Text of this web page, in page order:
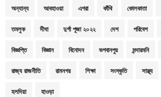
অন্যান্য আবহাওয়া এগরা কাঁথি কোলকাতা
তমলুক দীঘা দুর্গা পূজা ২০২২ দেশ পরিবেশ
বিজ্ঞপ্তি বিজ্ঞান বিনোদন ভগবানপুর মন্দারমনি
রাজ্য রাজনীতি রামনগর শিক্ষা সংস্কৃতি সাস্থ্য
হলদিয়া হাওড়া